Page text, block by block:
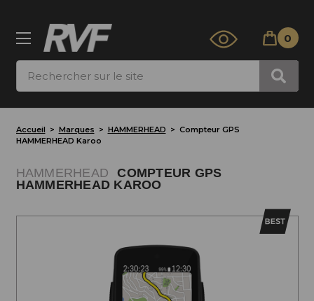
0
Accueil Marques HAMMERHEAD
Compteur GPS
HAMMERHEAD Karoo
HAMMERHEAD
COMPTEUR GPS
HAMMERHEAD KAROO